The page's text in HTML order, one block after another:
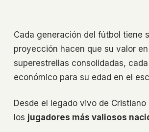
Cada generación del fútbol tiene
proyección hacen que su valor
superestrellas consolidadas,
económico para su edad en el
Desde el legado vivo de
los jugadores más valiosos